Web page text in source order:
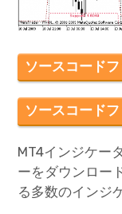
ソースコード
ソースコード
MT4インジケー
ーをダウンロー
る多数のインジ